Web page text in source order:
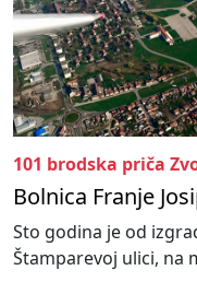
101 brodska priča
Bolnica Franje
Sto godina je od
Štamparevoj ulici, na